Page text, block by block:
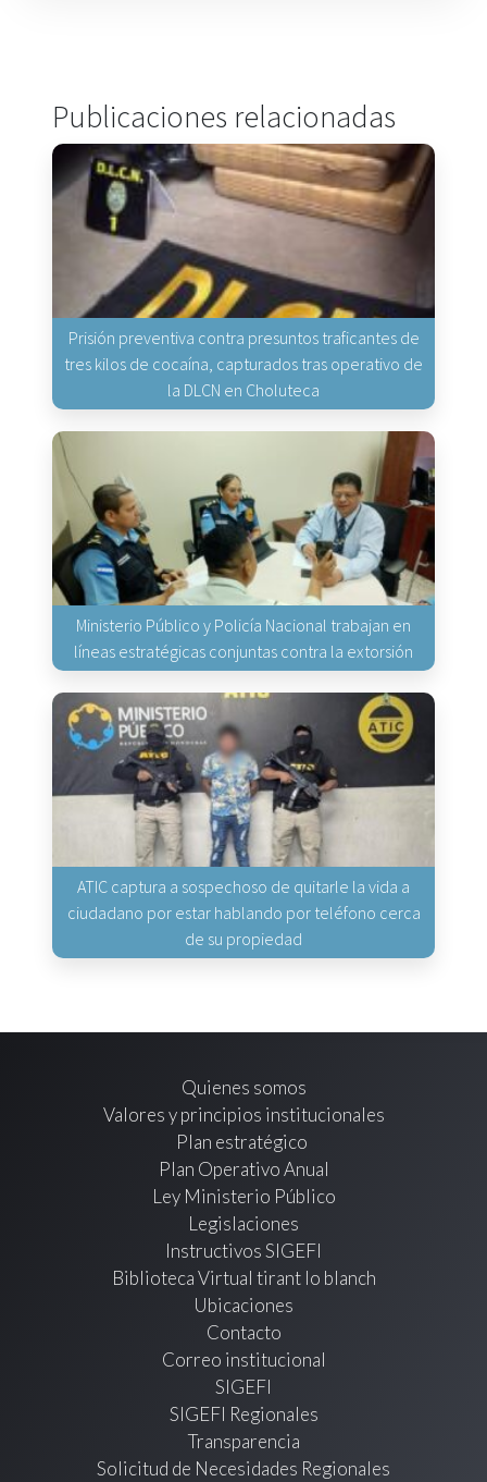
Publicaciones relacionadas
Prisión preventiva contra presuntos traficantes de
tres kilos de cocaína, capturados tras operativo de
la DLCN en Choluteca
Ministerio Público y Policía Nacional trabajan en
líneas estratégicas conjuntas contra la extorsión
ATIC captura a sospechoso de quitarle la vida a
ciudadano por estar hablando por teléfono cerca
de su propiedad
Quienes somos
Valores y principios institucionales
Plan estratégico
Plan Operativo Anual
Ley Ministerio Público
Legislaciones
Instructivos SIGEFI
Biblioteca Virtual tirant lo blanch
Ubicaciones
Contacto
Correo institucional
SIGEFI
SIGEFI Regionales
Transparencia
Solicitud de Necesidades Regionales